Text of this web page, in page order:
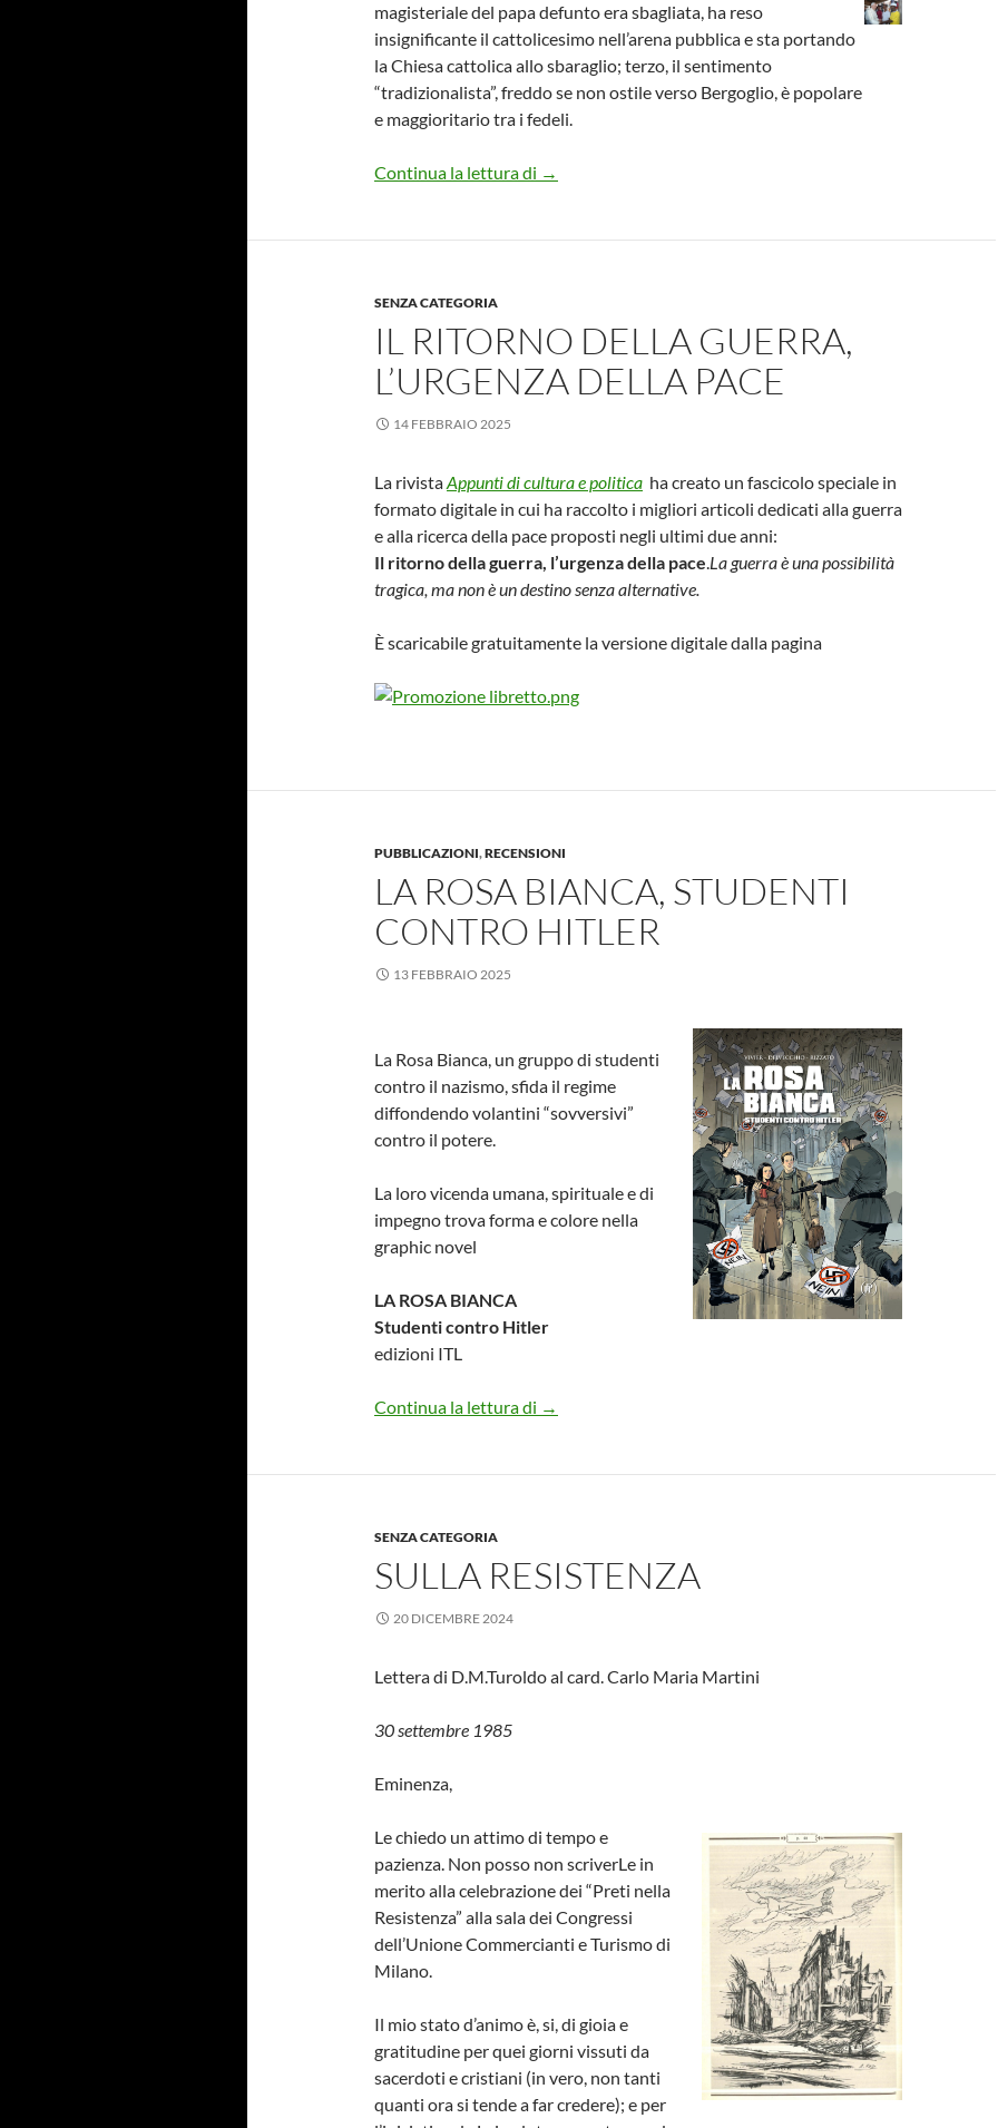
magisteriale del papa defunto era sbagliata, ha reso
insignificante il cattolicesimo nell’arena pubblica e sta portando
la Chiesa cattolica allo sbaraglio; terzo, il sentimento
“tradizionalista”, freddo se non ostile verso Bergoglio, è popolare
e maggioritario tra i fedeli.
Continua la lettura di Il papa del Vangelo. La nostra Rosa Bianca di gratitudine a
→
SENZA CATEGORIA
IL RITORNO DELLA GUERRA,
L’URGENZA DELLA PACE
14 FEBBRAIO 2025
La rivistaAppunti di cultura e politica ha creato un fascicolo speciale in
formato digitale in cui ha raccolto i migliori articoli dedicati alla guerra
e alla ricerca della pace proposti negli ultimi due anni:
Il ritorno della guerra, l’urgenza della pace.La guerra è una possibilità
tragica, ma non è un destino senza alternative.
È scaricabile gratuitamente la versione digitale dalla pagina
PUBBLICAZIONI,RECENSIONI
LA ROSA BIANCA, STUDENTI
CONTRO HITLER
13 FEBBRAIO 2025
La Rosa Bianca, un gruppo di studenti
contro il nazismo, sfida il regime
diffondendo volantini “sovversivi”
contro il potere.
La loro vicenda umana, spirituale e di
impegno trova forma e colore nella
graphic novel
LA ROSA BIANCA
Studenti contro Hitler
edizioni ITL
Continua la lettura di La Rosa Bianca, studenti contro Hitler
→
SENZA CATEGORIA
SULLA RESISTENZA
20 DICEMBRE 2024
Lettera di D.M.Turoldo al card. Carlo Maria Martini
30 settembre 1985
Eminenza,
Le chiedo un attimo di tempo e
pazienza. Non posso non scriverLe in
merito alla celebrazione dei “Preti nella
Resistenza” alla sala dei Congressi
dell’Unione Commercianti e Turismo di
Milano.
Il mio stato d’animo è, si, di gioia e
gratitudine per quei giorni vissuti da
sacerdoti e cristiani (in vero, non tanti
quanti ora si tende a far credere); e per